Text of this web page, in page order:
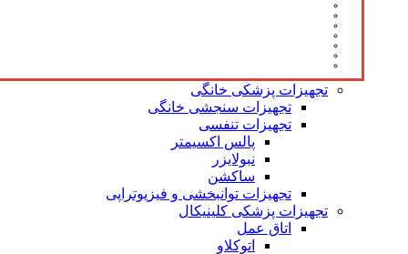
تجهیزات پزشکی خانگی
تجهیزات سنجشی خانگی
تجهیزات تنفسی
پالس اکسیمتر
نبولایزر
ساکشن
تجهیزات توانبخشی و فیزیوتراپی
تجهیزات پزشکی کلینیکال
اتاق عمل
اتوکلاو